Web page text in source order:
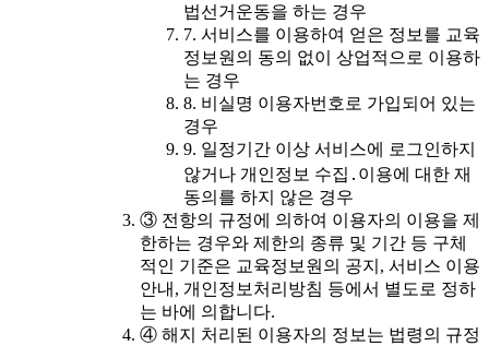
법선거운동을 하는 경우
7. 서비스를 이용하여 얻은 정보를 교육
정보원의 동의 없이 상업적으로 이용하
는 경우
8. 비실명 이용자번호로 가입되어 있는
경우
9. 일정기간 이상 서비스에 로그인하지
않거나 개인정보 수집․이용에 대한 재
동의를 하지 않은 경우
③ 전항의 규정에 의하여 이용자의 이용을 제
한하는 경우와 제한의 종류 및 기간 등 구체
적인 기준은 교육정보원의 공지, 서비스 이용
안내, 개인정보처리방침 등에서 별도로 정하
는 바에 의합니다.
④ 해지 처리된 이용자의 정보는 법령의 규정